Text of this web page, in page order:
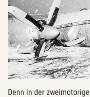
Denn in der